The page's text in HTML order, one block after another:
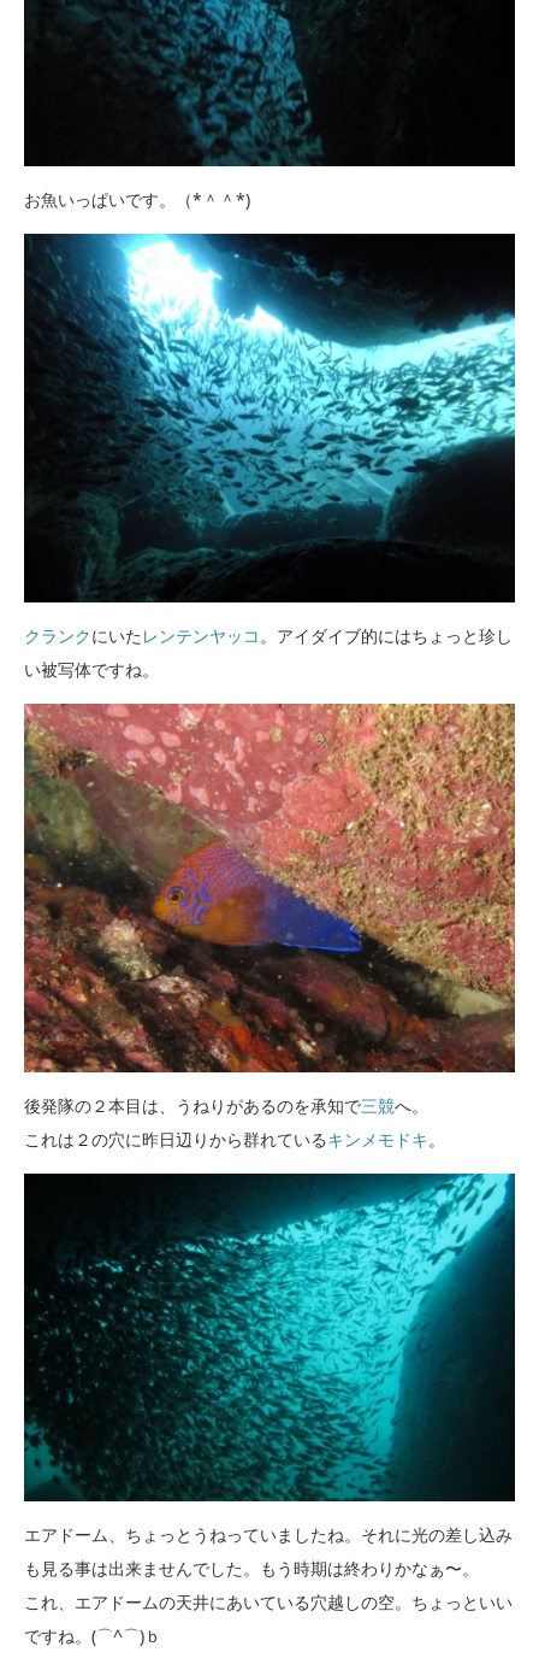
お魚いっぱいです。（*＾＾*)
クランクにいた レンテンヤッコ。アイダイブ的にはちょっと珍し
い被写体ですね。
後発隊の２本目は、うねりがあるのを承知で三競へ。
これは２の穴に昨日辺りから群れているキンメモドキ。
エアドーム、ちょっとうねっていましたね。それに光の差し込み
も見る事は出来ませんでした。もう時期は終わりかなぁ〜。
これ、エアドームの天井にあいている穴越しの空。ちょっといい
ですね。(⌒^⌒)ｂ